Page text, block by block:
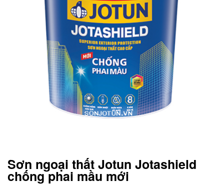
Sơn ngoại thất Jotun Jotashield
chống phai mầu mới